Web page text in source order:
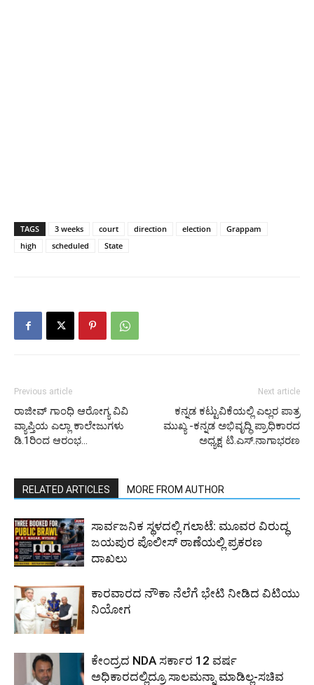
TAGS 3 weeks court direction election
Grappam
high
scheduled State
Previous article
ರಾಜೀವ್ ಗಾಂಧಿ ಆರೋಗ್ಯ ವಿವಿ
ವ್ಯಾಪ್ತಿಯ ಎಲ್ಲಾ ಕಾಲೇಜುಗಳು
ಡಿ.1ರಿಂದ ಆರಂಭ…
Next article
ಕನ್ನಡ ಕಟ್ಟುವಿಕೆಯಲ್ಲಿ ಎಲ್ಲರ ಪಾತ್ರ
ಮುಖ್ಯ -ಕನ್ನಡ ಅಭಿವೃದ್ಧಿ ಪ್ರಾಧಿಕಾರದ
ಅಧ್ಯಕ್ಷ ಟಿ.ಎಸ್.ನಾಗಾಭರಣ
RELATED ARTICLES MORE FROM AUTHOR
ಸಾರ್ವಜನಿಕ ಸ್ಥಳದಲ್ಲಿ ಗಲಾಟೆ: ಮೂವರ ವಿರುದ್ಧ
ಜಯಪುರ ಪೊಲೀಸ್ ಠಾಣೆಯಲ್ಲಿ ಪ್ರಕರಣ
ದಾಖಲು
ಕಾರವಾರದ ನೌಕಾ ನೆಲೆಗೆ ಭೇಟಿ ನೀಡಿದ ವಿಟಿಯು
ನಿಯೋಗ
ಕೇಂದ್ರದ NDA ಸರ್ಕಾರ 12 ವರ್ಷ
ಅಧಿಕಾರದಲ್ಲಿದ್ರೂ ಸಾಲಮನ್ನಾ ಮಾಡಿಲ್ಲ-ಸಚಿವ